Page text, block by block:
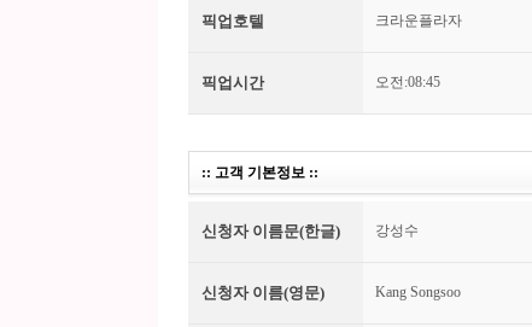
픽업호텔 크라운플라자
픽업시간 오전:08:45
:: 고객 기본정보 ::
신청자 이름문(한글) 강성수
신청자 이름(영문) Kang Songsoo